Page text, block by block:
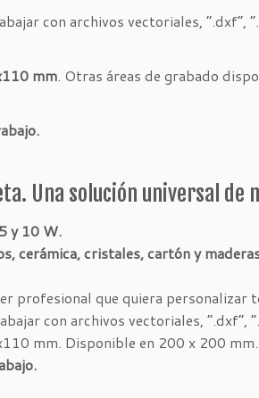
con archivos vectoriales, “.dxf”,
mm. Otras áreas de grabado
Una solución universal de
y 10 W.
cerámica, cristales, cartón y
profesional que quiera personalizar
con archivos vectoriales, “.dxf”,
mm. Disponible en 200 x 200 mm.